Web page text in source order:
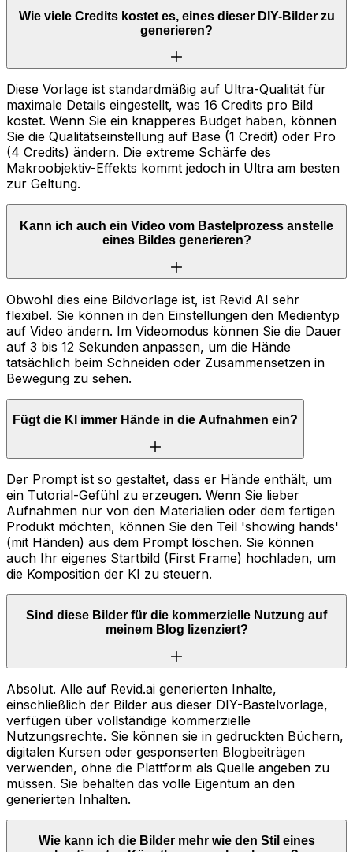
Wie viele Credits kostet es, eines dieser DIY-Bilder zu
generieren?
Diese Vorlage ist standardmäßig auf Ultra-Qualität für
maximale Details eingestellt, was 16 Credits pro Bild
kostet. Wenn Sie ein knapperes Budget haben, können
Sie die Qualitätseinstellung auf Base (1 Credit) oder Pro
(4 Credits) ändern. Die extreme Schärfe des
Makroobjektiv-Effekts kommt jedoch in Ultra am besten
zur Geltung.
Kann ich auch ein Video vom Bastelprozess anstelle
eines Bildes generieren?
Obwohl dies eine Bildvorlage ist, ist Revid AI sehr
flexibel. Sie können in den Einstellungen den Medientyp
auf Video ändern. Im Videomodus können Sie die Dauer
auf 3 bis 12 Sekunden anpassen, um die Hände
tatsächlich beim Schneiden oder Zusammensetzen in
Bewegung zu sehen.
Fügt die KI immer Hände in die Aufnahmen ein?
Der Prompt ist so gestaltet, dass er Hände enthält, um
ein Tutorial-Gefühl zu erzeugen. Wenn Sie lieber
Aufnahmen nur von den Materialien oder dem fertigen
Produkt möchten, können Sie den Teil 'showing hands'
(mit Händen) aus dem Prompt löschen. Sie können
auch Ihr eigenes Startbild (First Frame) hochladen, um
die Komposition der KI zu steuern.
Sind diese Bilder für die kommerzielle Nutzung auf
meinem Blog lizenziert?
Absolut. Alle auf Revid.ai generierten Inhalte,
einschließlich der Bilder aus dieser DIY-Bastelvorlage,
verfügen über vollständige kommerzielle
Nutzungsrechte. Sie können sie in gedruckten Büchern,
digitalen Kursen oder gesponserten Blogbeiträgen
verwenden, ohne die Plattform als Quelle angeben zu
müssen. Sie behalten das volle Eigentum an den
generierten Inhalten.
Wie kann ich die Bilder mehr wie den Stil eines